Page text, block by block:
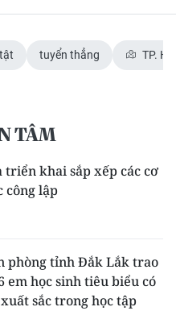
tuyển thẳng TP.
TÂM
triển khai sắp xếp các cơ
công lập
phòng tỉnh Đắk Lắk trao
em học sinh tiêu biểu có
sắc trong học tập